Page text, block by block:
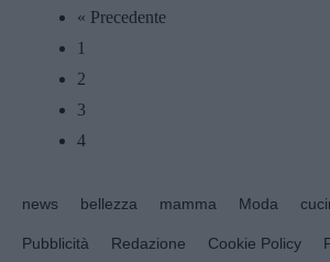
« Precedente
1
2
3
4
news bellezza mamma Moda
Pubblicità Redazione Cookie Policy